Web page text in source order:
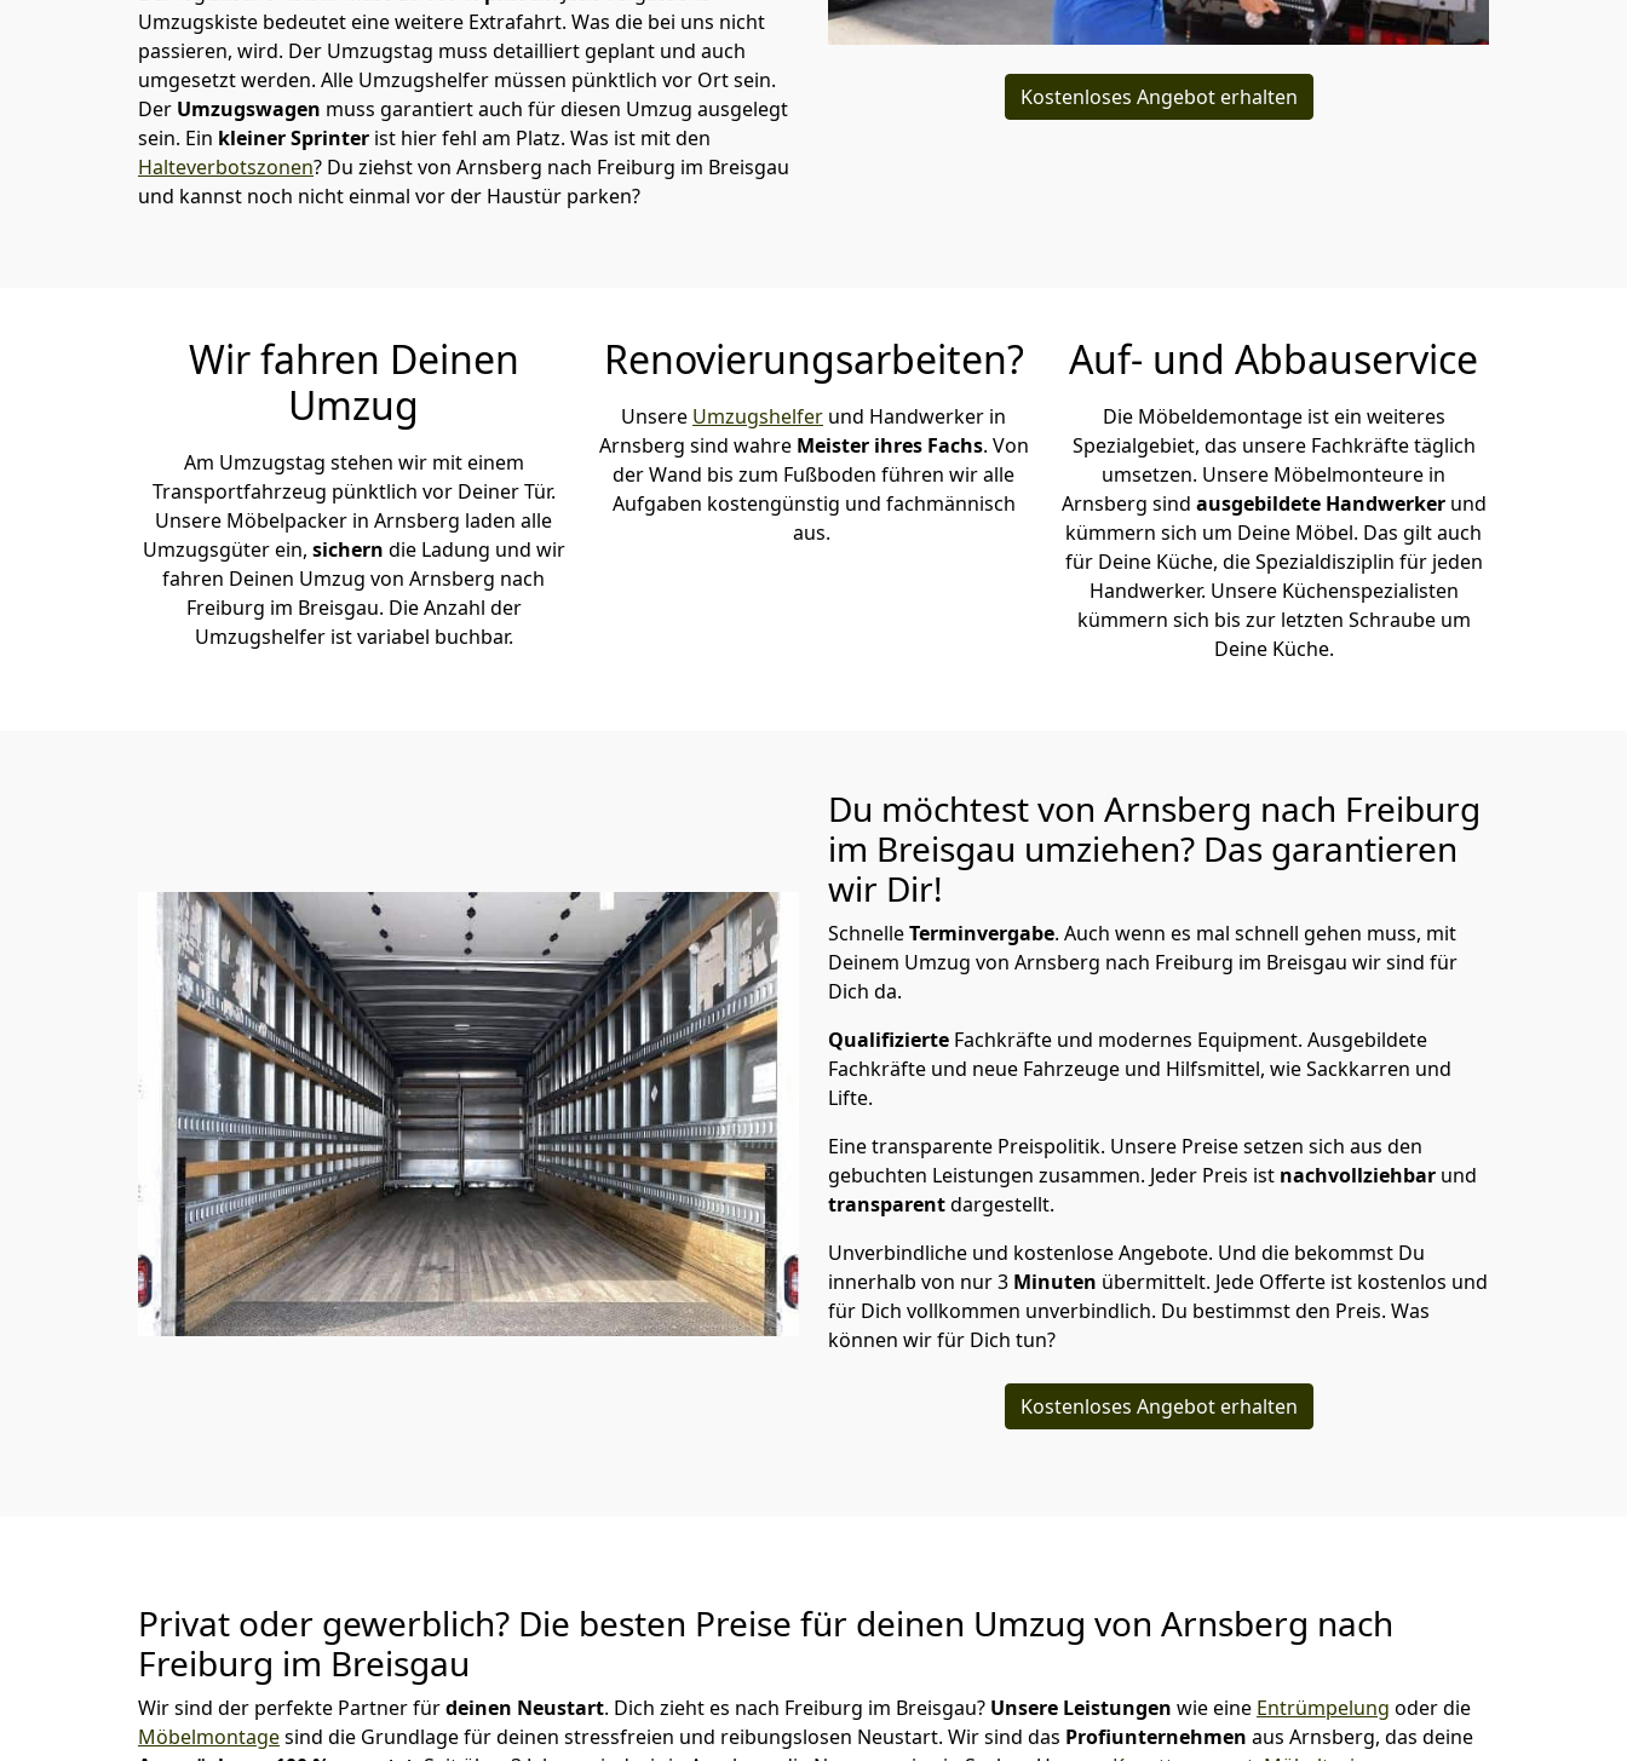
Umzugskiste bedeutet eine weitere Extrafahrt. Was die bei uns nicht
passieren, wird. Der Umzugstag muss detailliert geplant und auch
umgesetzt werden. Alle Umzugshelfer müssen pünktlich vor Ort sein.
Der Umzugswagen muss garantiert auch für diesen Umzug ausgelegt
sein. Ein kleiner Sprinter ist hier fehl am Platz. Was ist mit den
Halteverbotszonen? Du ziehst von Arnsberg nach Freiburg im Breisgau
und kannst noch nicht einmal vor der Haustür parken?
Kostenloses Angebot erhalten
Wir fahren Deinen
Umzug
Am Umzugstag stehen wir mit einem
Transportfahrzeug pünktlich vor Deiner Tür.
Unsere Möbelpacker in Arnsberg laden alle
Umzugsgüter ein, sichern die Ladung und wir
fahren Deinen Umzug von Arnsberg nach
Freiburg im Breisgau. Die Anzahl der
Umzugshelfer ist variabel buchbar.
Renovierungsarbeiten?
Unsere Umzugshelfer und Handwerker in
Arnsberg sind wahre Meister ihres Fachs. Von
der Wand bis zum Fußboden führen wir alle
Aufgaben kostengünstig und fachmännisch
aus.
Auf- und Abbauservice
Die Möbeldemontage ist ein weiteres
Spezialgebiet, das unsere Fachkräfte täglich
umsetzen. Unsere Möbelmonteure in
Arnsberg sind ausgebildete Handwerker und
kümmern sich um Deine Möbel. Das gilt auch
für Deine Küche, die Spezialdisziplin für jeden
Handwerker. Unsere Küchenspezialisten
kümmern sich bis zur letzten Schraube um
Deine Küche.
Du möchtest von Arnsberg nach Freiburg
im Breisgau umziehen? Das garantieren
wir Dir!
SchnelleTerminvergabe. Auch wenn es mal schnell gehen muss, mit
Deinem Umzug von Arnsberg nach Freiburg im Breisgau wir sind für
Dich da.
Qualifizierte Fachkräfte und modernes Equipment. Ausgebildete
Fachkräfte und neue Fahrzeuge und Hilfsmittel, wie Sackkarren und
Lifte.
Eine transparente Preispolitik. Unsere Preise setzen sich aus den
gebuchten Leistungen zusammen. Jeder Preis ist nachvollziehbar und
transparentdargestellt.
Unverbindliche und kostenlose Angebote. Und die bekommst Du
innerhalb von nur3 Minuten übermittelt. Jede Offerte ist kostenlos und
für Dich vollkommen unverbindlich. Du bestimmst den Preis. Was
können wir für Dich tun?
Kostenloses Angebot erhalten
Privat oder gewerblich? Die besten Preise für deinen Umzug von Arnsberg nach
Freiburg im Breisgau
Wir sind der perfekte Partner fürdeinen Neustart. Dich zieht es nach Freiburg im Breisgau? Unsere Leistungen wie eine Entrümpelung oder die
Möbelmontagesind die Grundlage für deinen stressfreien und reibungslosen Neustart. Wir sind das Profiunternehmen aus Arnsberg, das deine